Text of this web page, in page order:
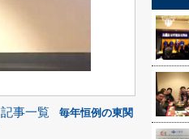
記事一覧
毎年恒例の東関